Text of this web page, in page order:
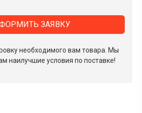
необходимого вам товара. Мы
наилучшие условия по поставке!
ЗАЯВКУ